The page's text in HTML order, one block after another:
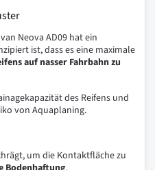
Neova AD09 hat ein
ist, dass es eine maximale
auf nasser Fahrbahn zu
des Reifens und
von Aquaplaning.
um die Kontaktfläche zu